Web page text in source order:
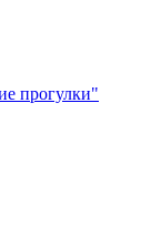
прогулки"